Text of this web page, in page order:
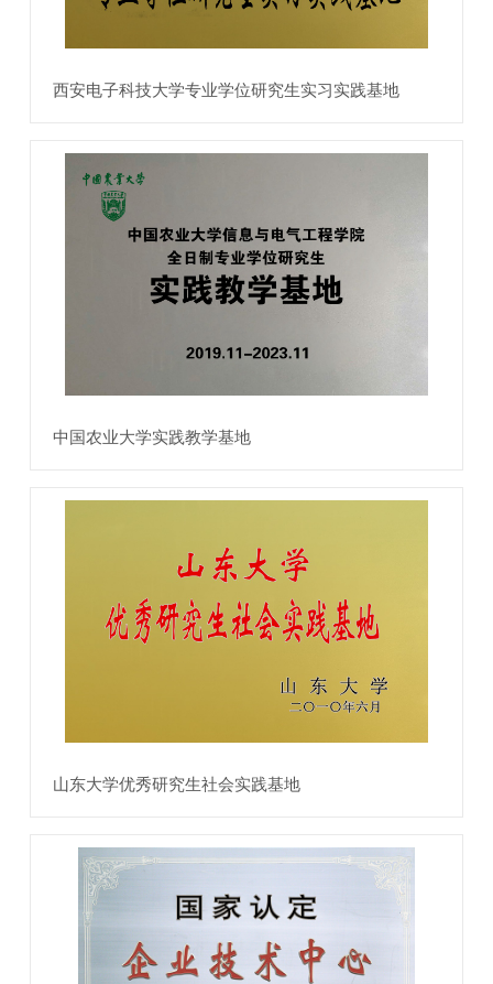
西安电子科技大学专业学位研究生实习实践基地
中国农业大学实践教学基地
山东大学优秀研究生社会实践基地